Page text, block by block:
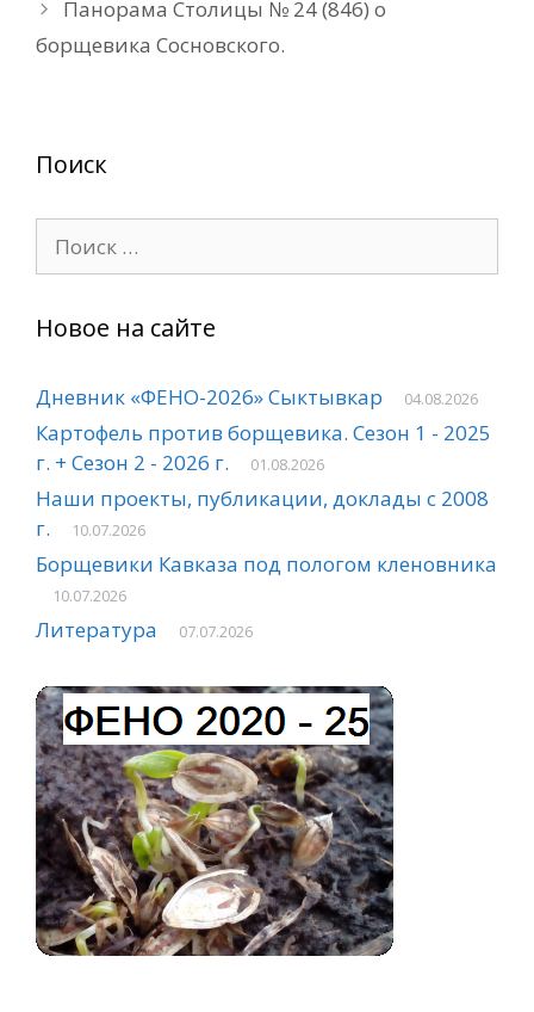
Панорама Столицы № 24 (846) о
борщевика Сосновского.
Поиск
Новое на сайте
Дневник «ФЕНО-2026» Сыктывкар 04.08.2026
Картофель против борщевика. Сезон 1 - 2025
г. + Сезон 2 - 2026 г.
01.08.2026
Наши проекты, публикации, доклады с 2008
г.
10.07.2026
Борщевики Кавказа под пологом кленовника
10.07.2026
Литература 07.07.2026